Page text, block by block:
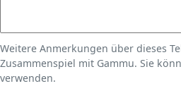
Weitere Anmerkungen über dieses
Zusammenspiel mit Gammu. Sie
verwenden.